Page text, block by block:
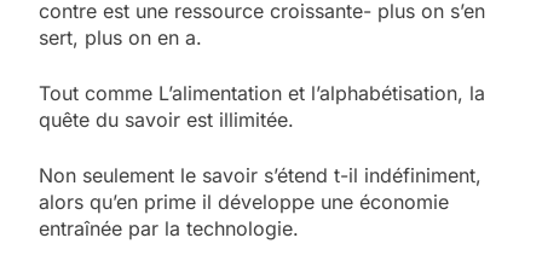
contre est une ressource croissante- plus on s’en
sert, plus on en a.
Tout comme L’alimentation et l’alphabétisation, la
quête du savoir est illimitée.
Non seulement le savoir s’étend t-il indéfiniment,
alors qu’en prime il développe une économie
entraînée par la technologie.